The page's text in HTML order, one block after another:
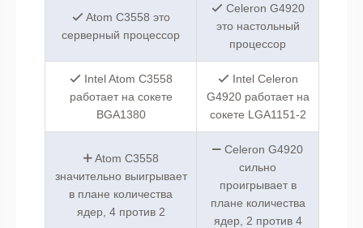
Atom C3558 это
серверный процессор
Celeron G4920
это настольный
процессор
Intel Atom C3558
работает на сокете
BGA1380
Intel Celeron
G4920 работает на
сокете LGA1151-2
Atom C3558
значительно выигрывает
в плане количества
ядер, 4 против 2
Celeron G4920
сильно
проигрывает в
плане количества
ядер, 2 против 4